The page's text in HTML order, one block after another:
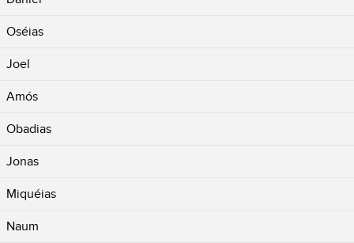
Oséias
Joel
Amós
Obadias
Jonas
Miquéias
Naum